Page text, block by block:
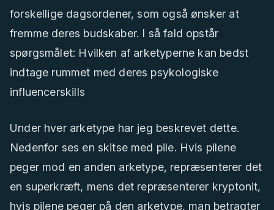
forskellige dagsordener, som også ønsker at
fremme deres budskaber. I så fald opstår
spørgsmålet: Hvilken af arketyperne kan bedst
indtage rummet med deres psykologiske
influencerskills
Under hver arketype har jeg beskrevet dette.
Nedenfor ses en skitse med pile. Hvis pilene
peger mod en anden arketype, repræsenterer det
en superkræft, mens det repræsenterer kryptonit,
hvis pilene peger på den arketype, man betragter